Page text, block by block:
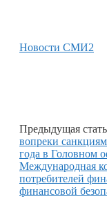
Новости СМИ2
Предыдущая
вопреки санкциям
года в Головном
Международная
потребителей
финансовой